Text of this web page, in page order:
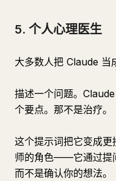
5. 个人心理医生
大多数人把 Claude 当
描述一个问题。
个要点。那不是治疗。
这个提示词把它变成
师的角色——它通过提
而不是确认你的想法。